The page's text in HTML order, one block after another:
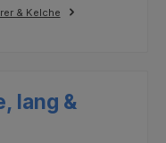
& Kelche
lang &